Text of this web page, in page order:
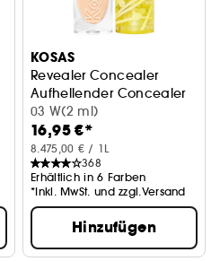
KOSAS
Revealer Concealer
Aufhellender Concealer
03 W(2 ml)
16,95 €*
8.475,00 € / 1L
368
Erhältlich in 6 Farben
*Inkl. MwSt. und zzgl.Versand
Hinzufügen